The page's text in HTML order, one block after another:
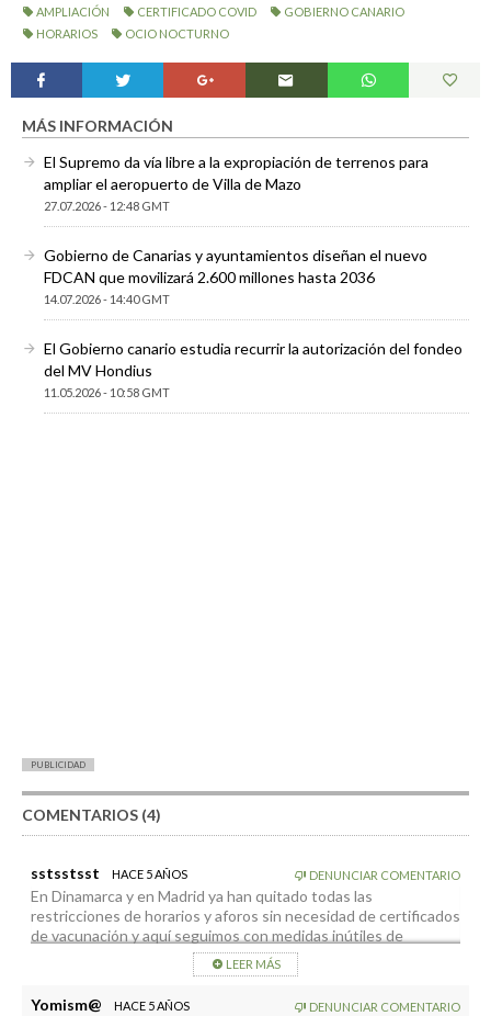
AMPLIACIÓN CERTIFICADO COVID
GOBIERNO CANARIO
HORARIOS
OCIO NOCTURNO
MÁS INFORMACIÓN
El Supremo da vía libre a la expropiación de terrenos para
ampliar el aeropuerto de Villa de Mazo
27.07.2026 - 12:48 GMT
Gobierno de Canarias y ayuntamientos diseñan el nuevo
FDCAN que movilizará 2.600 millones hasta 2036
14.07.2026 - 14:40 GMT
El Gobierno canario estudia recurrir la autorización del fondeo
del MV Hondius
11.05.2026 - 10:58 GMT
PUBLICIDAD
COMENTARIOS (4)
sstsstsst HACE 5 AÑOS DENUNCIAR COMENTARIO
En Dinamarca y en Madrid ya han quitado todas las
restricciones de horarios y aforos sin necesidad de certificados
de vacunación y aquí seguimos con medidas inútiles de
engañabobos. ¿Hasta cuando? #libertadya
LEER MÁS
Yomism@ HACE 5 AÑOS DENUNCIAR COMENTARIO